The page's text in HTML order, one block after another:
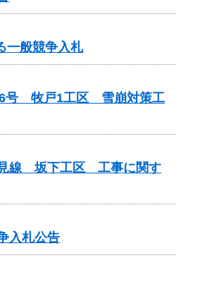
一般競争入札
号 牧戸1工区 雪崩対策工
見線 坂下工区 工事に関す
入札公告